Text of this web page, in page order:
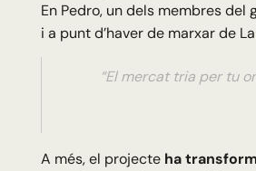
En Pedro, un dels membres
i a punt d’haver de marxar de
“El mercat tria per tu
A més, el projecte ha